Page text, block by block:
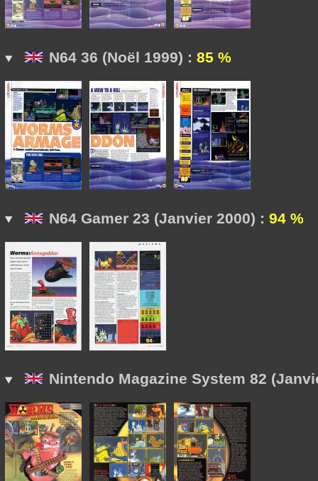
N64 36 (Noël 1999) : 85 %
N64 Gamer 23 (Janvier 2000) : 94 %
Nintendo Magazine System 82